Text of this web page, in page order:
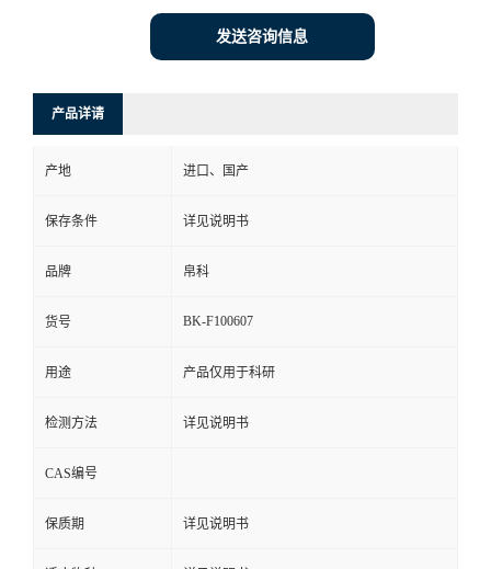
发送咨询信息
产品详请
产地 进口、国产
保存条件 详见说明书
品牌 帛科
货号 BK-F100607
用途 产品仅用于科研
检测方法 详见说明书
CAS编号
保质期 详见说明书